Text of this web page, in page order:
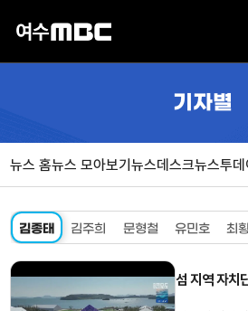
기자별
뉴스 홈뉴스 모아보기뉴스데스크뉴스투데
김종태 김주희 문형철 유민호 최